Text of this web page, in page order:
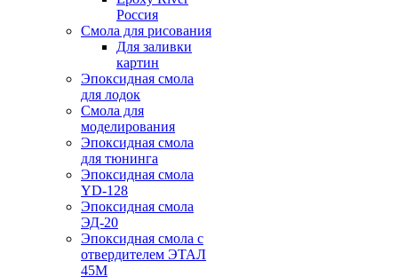
Россия
Смола для рисования
Для заливки
картин
Эпоксидная смола
для лодок
Смола для
моделирования
Эпоксидная смола
для тюнинга
Эпоксидная смола
YD-128
Эпоксидная смола
ЭД-20
Эпоксидная смола с
отвердителем ЭТАЛ
45М